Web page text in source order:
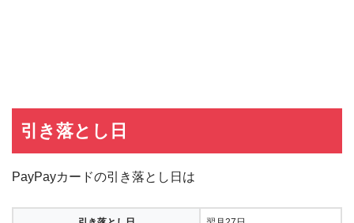
引き落とし日
PayPayカードの引き落とし日は